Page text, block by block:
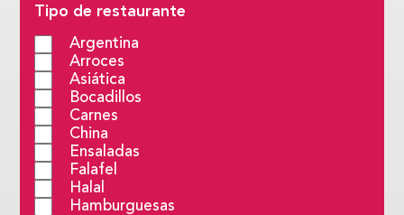
Tipo de restaurante
Argentina
Arroces
Asiática
Bocadillos
Carnes
China
Ensaladas
Falafel
Halal
Hamburguesas